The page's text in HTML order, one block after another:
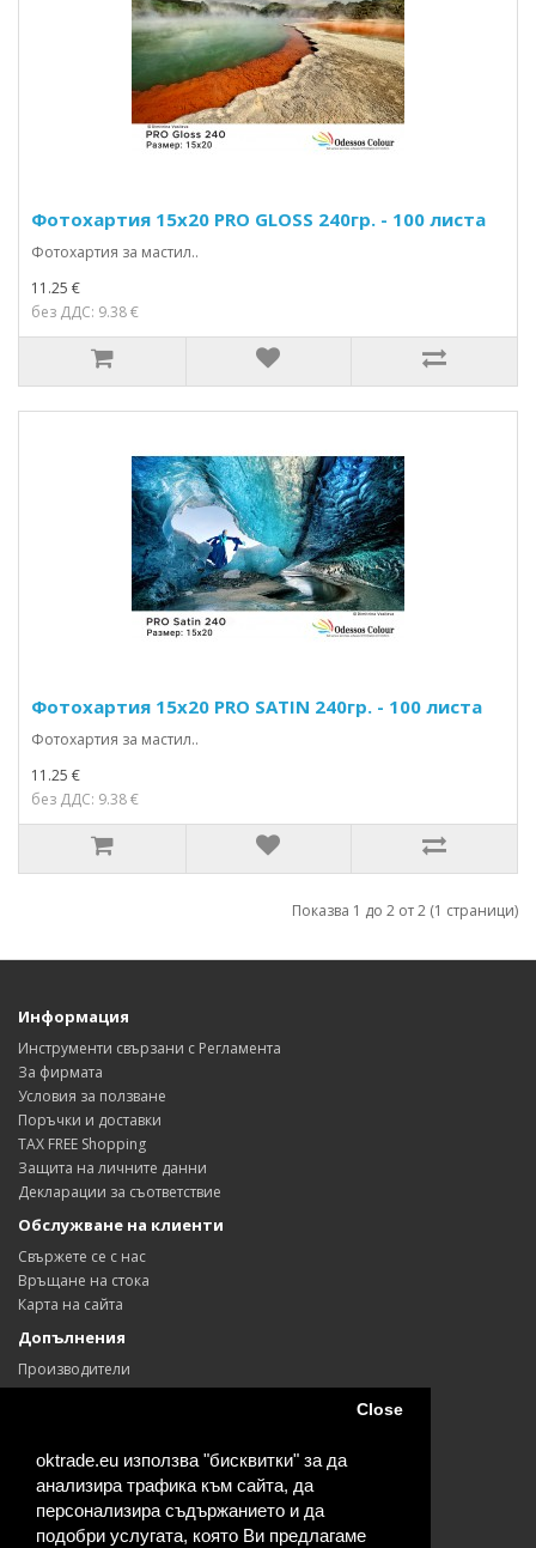
oktrade.eu използва "бисквитки" за да
анализира трафика към сайта, да
персонализира съдържанието и да
подобри услугата, която Ви предлагаме
Close
Фотохартия 15x20 PRO GLOSS 240гр. - 100 листа
Фотохартия за мастил..
11.25 €
без ДДС: 9.38 €
Фотохартия 15x20 PRO SATIN 240гр. - 100 листа
Фотохартия за мастил..
11.25 €
без ДДС: 9.38 €
Показва 1 до 2 от 2 (1 страници)
Информация
Инструменти свързани с Регламента
За фирмата
Условия за ползване
Поръчки и доставки
TAX FREE Shopping
Защита на личните данни
Декларации за съответствие
Обслужване на клиенти
Свържете се с нас
Връщане на стока
Карта на сайта
Допълнения
Производители
Ваучери
Моят профил
История на поръчките